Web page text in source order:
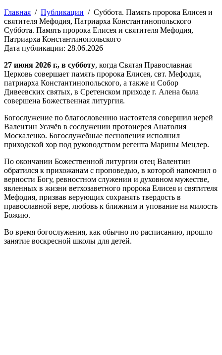
Главная / Публикации / Суббота. Память пророка Елисея и
святителя Мефодия, Патриарха Константинопольского
Суббота. Память пророка Елисея и святителя Мефодия,
Патриарха Константинопольского
Дата публикации: 28.06.2026
27 июня 2026 г., в субботу, когда Святая Православная
Церковь совершает память пророка Елисея, свт. Мефодия,
патриарха Константинопольского, а также и Собор
Дивеевских святых, в Сретенском приходе г. Алена была
совершена Божественная литургия.
Богослужение по благословению настоятеля совершил иерей
Валентин Усачёв в сослужении протоиерея Анатолия
Москаленко. Богослужебные песнопения исполнил
приходской хор под руководством регента Марины Мецлер.
По окончании Божественной литургии отец Валентин
обратился к прихожанам с проповедью, в которой напомнил о
верности Богу, ревностном служении и духовном мужестве,
явленных в жизни ветхозаветного пророка Елисея и святителя
Мефодия, призвав верующих сохранять твердость в
православной вере, любовь к ближним и упование на милость
Божию.
Во время богослужения, как обычно по расписанию, прошло
занятие воскресной школы для детей.